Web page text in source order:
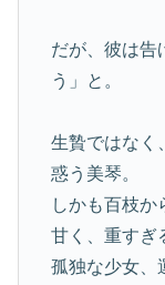
だが、彼は告
う」と。
生贄ではなく
惑う美琴。
しかも百枝か
甘く、重すぎ
孤独な少女、